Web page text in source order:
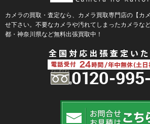
BLaKPIXEL（ブラックピクセル）
Bokkeh（ボケ）
Bolsey（ボルシー）
BRAUN（ブラウン）
BUFFALO（バッファロー）
カメラの買取・査定なら、カメラ買取専門店の【カ
せ下さい。不要なカメラや汚れてしまったカメラな
都・神奈川県など無料出張買取中！